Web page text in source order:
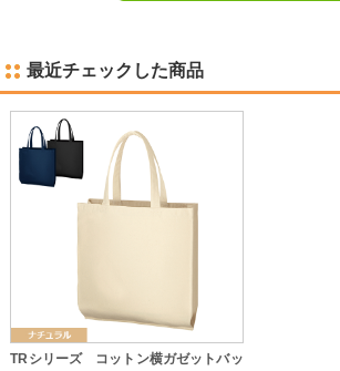
最近チェックした商品
TRシリーズ コットン横ガゼットバッ